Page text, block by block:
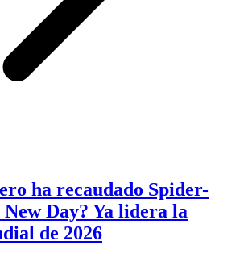
ha recaudado Spider-
Day? Ya lidera la
de 2026